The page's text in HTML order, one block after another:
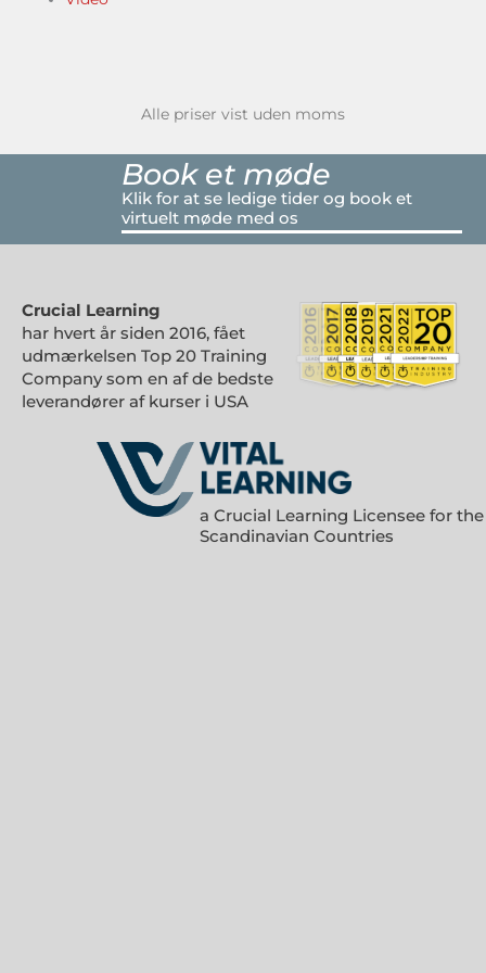
Alle priser vist uden moms
Book et møde
Klik for at se ledige tider og book et
virtuelt møde med os
Crucial Learning
har hvert år siden 2016, fået
udmærkelsen Top 20 Training
Company som en af de bedste
leverandører af kurser i USA
a Crucial Learning Licensee for the
Scandinavian Countries